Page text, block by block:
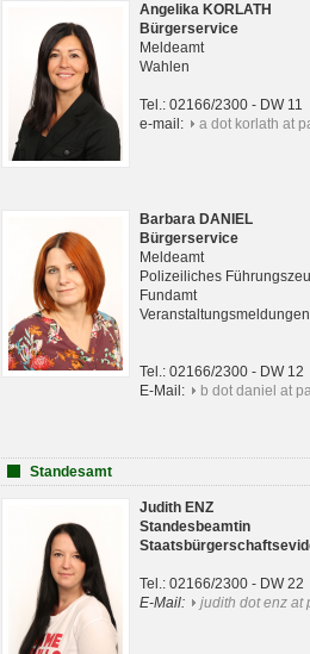
Angelika KORLATH
Bürgerservice
Meldeamt
Wahlen
Tel.: 02166/2300 - DW 11
e-mail:
a dot korlath at
Barbara DANIEL
Bürgerservice
Meldeamt
Polizeiliches
Fundamt
Veranstaltungsmeldungen
Tel.: 02166/2300 - DW 12
E-Mail:
b dot daniel at
Standesamt
Judith ENZ
Standesbeamtin
Tel.: 02166/2300 - DW 22
E-Mail:
judith dot enz at